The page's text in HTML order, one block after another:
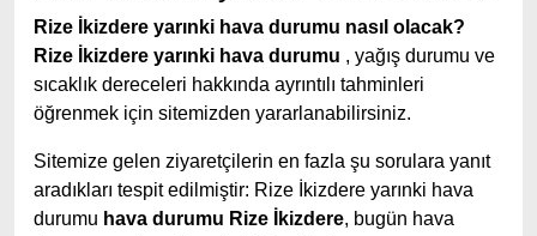
Rize İkizdere yarınki hava durumu nasıl olacak?
Rize İkizdere yarınki hava durumu , yağış durumu ve
sıcaklık dereceleri hakkında ayrıntılı tahminleri
öğrenmek için sitemizden yararlanabilirsiniz.
Sitemize gelen ziyaretçilerin en fazla şu sorulara yanıt
aradıkları tespit edilmiştir: Rize İkizdere yarınki hava
durumu hava durumu Rize İkizdere, bugün hava